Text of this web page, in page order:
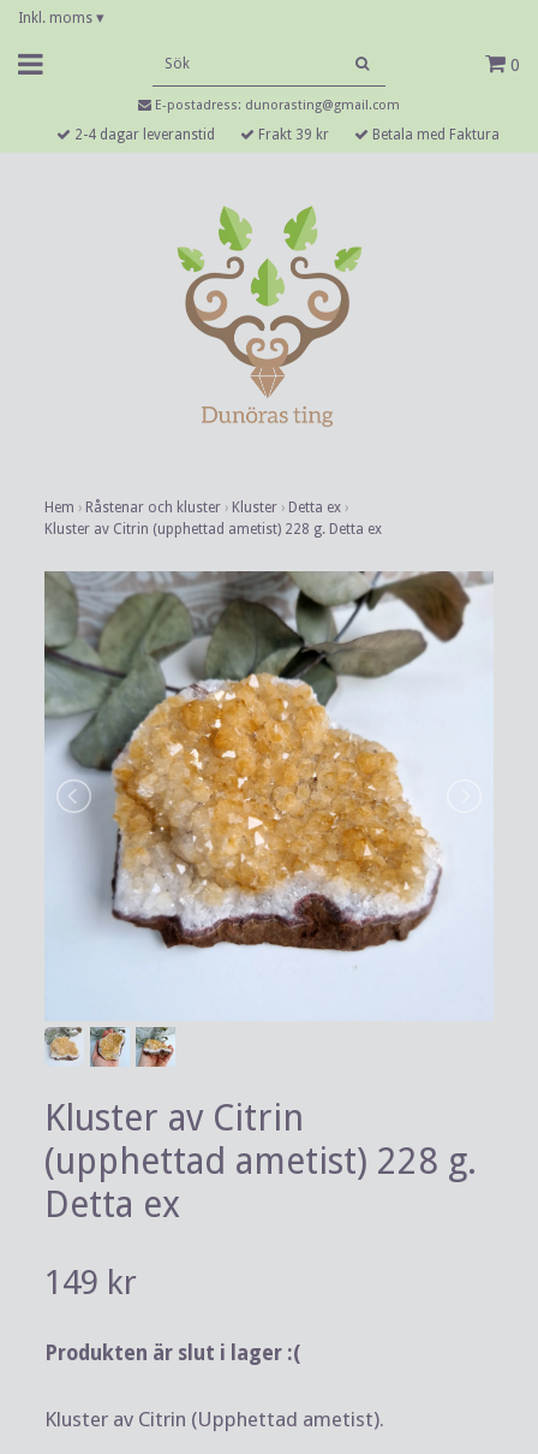
Inkl. moms ▾
0
E-postadress: dunorasting@gmail.com
2-4 dagar leveranstid Frakt 39 kr Betala med Faktura
Hem › Råstenar och kluster › Kluster › Detta ex ›
Kluster av Citrin (upphettad ametist) 228 g. Detta ex
Kluster av Citrin
(upphettad ametist) 228 g.
Detta ex
149 kr
Produkten är slut i lager :(
Kluster av Citrin (Upphettad ametist).